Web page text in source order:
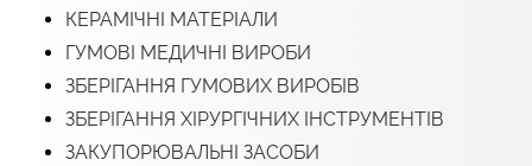
КЕРАМІЧНІ МАТЕРІАЛИ
ГУМОВІ МЕДИЧНІ ВИРОБИ
ЗБЕРІГАННЯ ГУМОВИХ ВИРОБІВ
ЗБЕРІГАННЯ ХІРУРГІЧНИХ ІНСТРУМЕНТІВ
ЗАКУПОРЮВАЛЬНІ ЗАСОБИ